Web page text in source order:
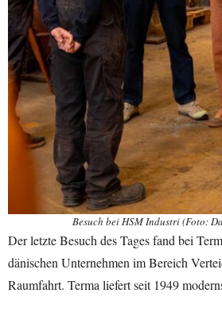
Besuch bei HSM Industri (Foto:
Der letzte Besuch des Tages fand bei
dänischen Unternehmen im Bereich
Raumfahrt. Terma liefert seit 1949